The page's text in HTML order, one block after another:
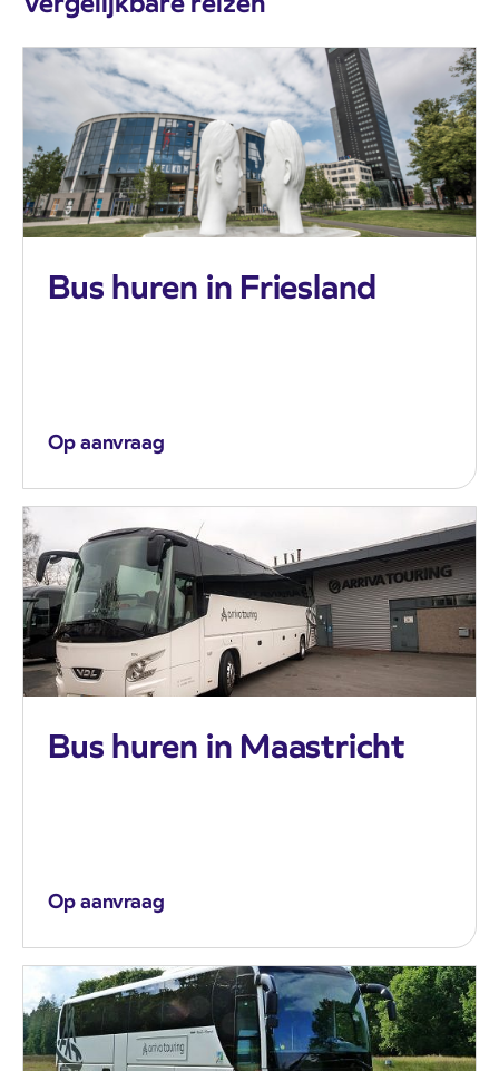
Bus huren in Friesland
Op aanvraag
Bus huren in Maastricht
Op aanvraag